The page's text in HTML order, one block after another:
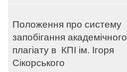
Положення про систему
запобігання академічного
плагіату в КПІ ім. Ігоря
Сікорського